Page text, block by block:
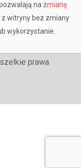
na zmianę
z witryny bez zmiany
wykorzystanie.
prawa